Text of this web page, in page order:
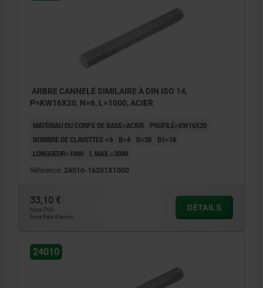
ARBRE CANNELÉ SIMILAIRE À DIN ISO 14,
P=KW16X20, N=6, L=1000, ACIER
MATÉRIAU DU CORPS DE BASE=ACIER
PROFILÉ=KW16X20
NOMBRE DE CLAVETTES =6
B=4 D=20
D1=16
LONGUEUR=1000
L MAX.=3000
Référence: 24010-16201X1000
33,10 €
hors TVA
hors frais d’envoi
DÉTAILS
24010